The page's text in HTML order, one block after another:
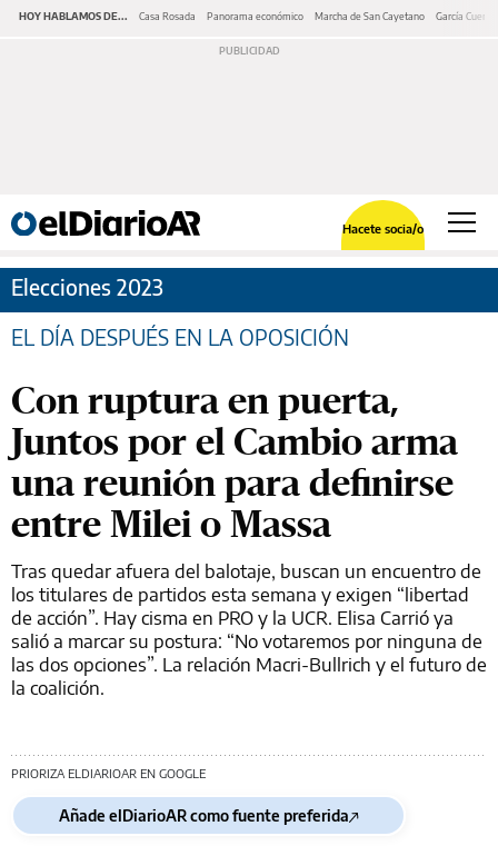
HOY HABLAMOS DE... Casa Rosada Panorama económico Marcha de San Cayetano García Cuerva
Hacete socia/o
Elecciones 2023
EL DÍA DESPUÉS EN LA OPOSICIÓN
Con ruptura en puerta,
Juntos por el Cambio arma
una reunión para definirse
entre Milei o Massa
Tras quedar afuera del balotaje, buscan un encuentro de
los titulares de partidos esta semana y exigen “libertad
de acción”. Hay cisma en PRO y la UCR. Elisa Carrió ya
salió a marcar su postura: “No votaremos por ninguna de
las dos opciones”. La relación Macri-Bullrich y el futuro de
la coalición.
PRIORIZA ELDIARIOAR EN GOOGLE
Añade elDiarioAR como fuente preferida